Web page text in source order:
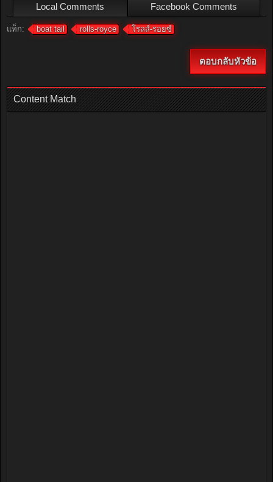
Local Comments Facebook Comments
แท็ก: boat tail rolls-royce โรลส์-รอยซ์
ตอบกลับหัวข้อ
Content Match